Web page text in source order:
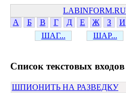
LABINFORM.RU
А
Б В Г Д Е Ж З И
ШАГ...
ШАР...
Cписок текстовых входов
ШПИОНИТЬ НА РАЗВЕДКУ